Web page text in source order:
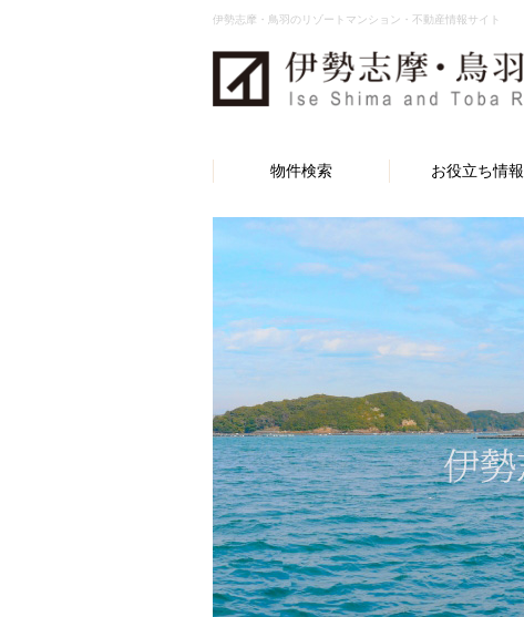
伊勢志摩・鳥羽のリゾートマンション・不動産情報サイト
物件検索 お役立ち情報